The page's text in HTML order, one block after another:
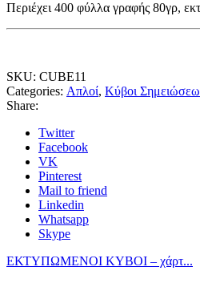
Περιέχει 400 φύλλα γραφής 80γρ,
SKU: CUBE11
Categories: Απλοί, Κύβοι
Share:
Twitter
Facebook
VK
Pinterest
Mail to friend
Linkedin
Whatsapp
Skype
ΕΚΤΥΠΩΜΕΝΟΙ ΚΥΒΟΙ – χάρτ...